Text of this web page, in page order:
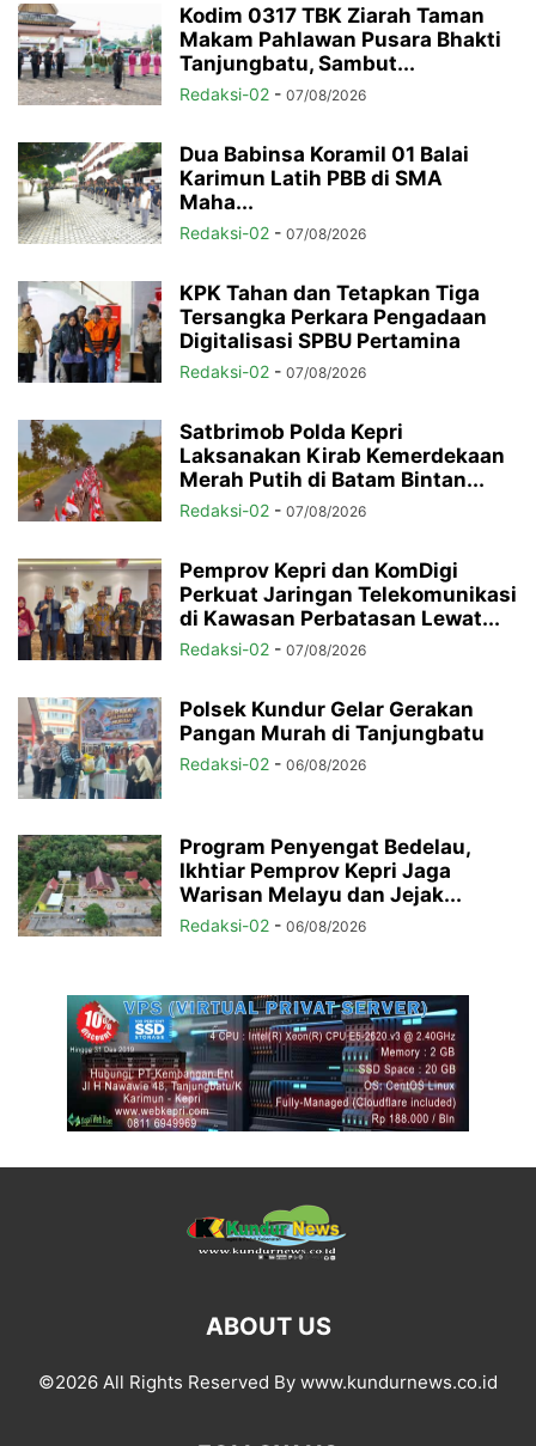
Kodim 0317 TBK Ziarah Taman
Makam Pahlawan Pusara Bhakti
Tanjungbatu, Sambut...
Redaksi-02 - 07/08/2026
Dua Babinsa Koramil 01 Balai
Karimun Latih PBB di SMA
Maha...
Redaksi-02 - 07/08/2026
KPK Tahan dan Tetapkan Tiga
Tersangka Perkara Pengadaan
Digitalisasi SPBU Pertamina
Redaksi-02 - 07/08/2026
Satbrimob Polda Kepri
Laksanakan Kirab Kemerdekaan
Merah Putih di Batam Bintan...
Redaksi-02 - 07/08/2026
Pemprov Kepri dan KomDigi
Perkuat Jaringan Telekomunikasi
di Kawasan Perbatasan Lewat...
Redaksi-02 - 07/08/2026
Polsek Kundur Gelar Gerakan
Pangan Murah di Tanjungbatu
Redaksi-02 - 06/08/2026
Program Penyengat Bedelau,
Ikhtiar Pemprov Kepri Jaga
Warisan Melayu dan Jejak...
Redaksi-02 - 06/08/2026
ABOUT US
©2026 All Rights Reserved By www.kundurnews.co.id